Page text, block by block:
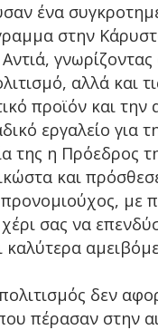
ένα
στην
αλλά και
προϊόν και την
εργαλείο για
της η Πρόεδρος
και
προνομιούχος, με
χέρι σας να
καλύτερα
δεν
πέρασαν στην